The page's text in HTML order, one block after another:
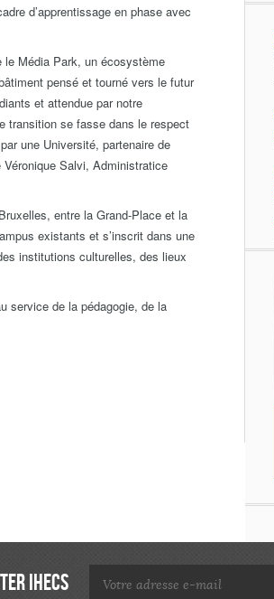
d’apprentissage en phase avec
le Média Park, un écosystème
pensé et tourné vers le futur
et attendue par notre
transition se fasse dans le respect
une Université, partenaire de
Salvi, Administratice
entre la Grand-Place et la
existants et s’inscrit dans une
institutions culturelles, des lieux
service de la pédagogie, de la
IHECS